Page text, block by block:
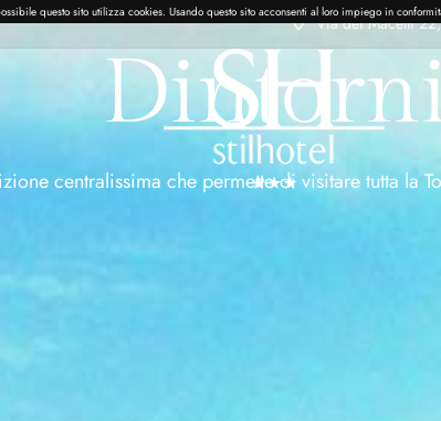
questo sito utilizza cookies. Usando questo sito acconsenti al loro impiego in
Via dei Macelli
centralissima che permette di visitare tutta la